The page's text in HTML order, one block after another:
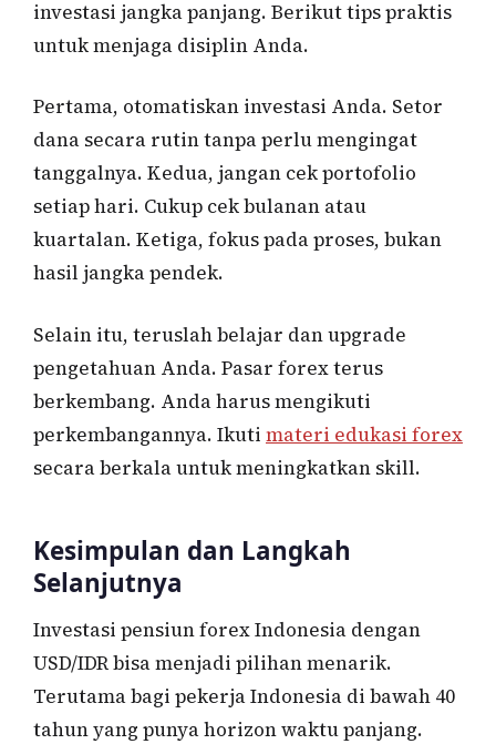
investasi jangka panjang. Berikut tips praktis
untuk menjaga disiplin Anda.
Pertama, otomatiskan investasi Anda. Setor
dana secara rutin tanpa perlu mengingat
tanggalnya. Kedua, jangan cek portofolio
setiap hari. Cukup cek bulanan atau
kuartalan. Ketiga, fokus pada proses, bukan
hasil jangka pendek.
Selain itu, teruslah belajar dan upgrade
pengetahuan Anda. Pasar forex terus
berkembang. Anda harus mengikuti
perkembangannya. Ikuti materi edukasi forex
secara berkala untuk meningkatkan skill.
Kesimpulan dan Langkah
Selanjutnya
Investasi pensiun forex Indonesia dengan
USD/IDR bisa menjadi pilihan menarik.
Terutama bagi pekerja Indonesia di bawah 40
tahun yang punya horizon waktu panjang.